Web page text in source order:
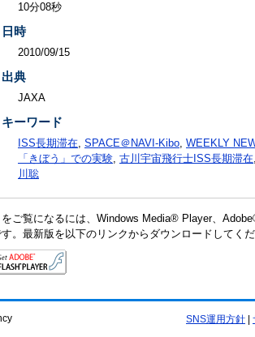
10分08秒
日時
2010/09/15
出典
JAXA
キーワード
ISS長期滞在, SPACE＠NAVI-Kibo, WEEKLY
「きぼう」での実験, 古川宇宙飛行士ISS長期滞在,
川聡
をご覧になるには、Windows Media® Player、
。最新版を以下のリンクからダウンロードしてくだ
SNS運用方針